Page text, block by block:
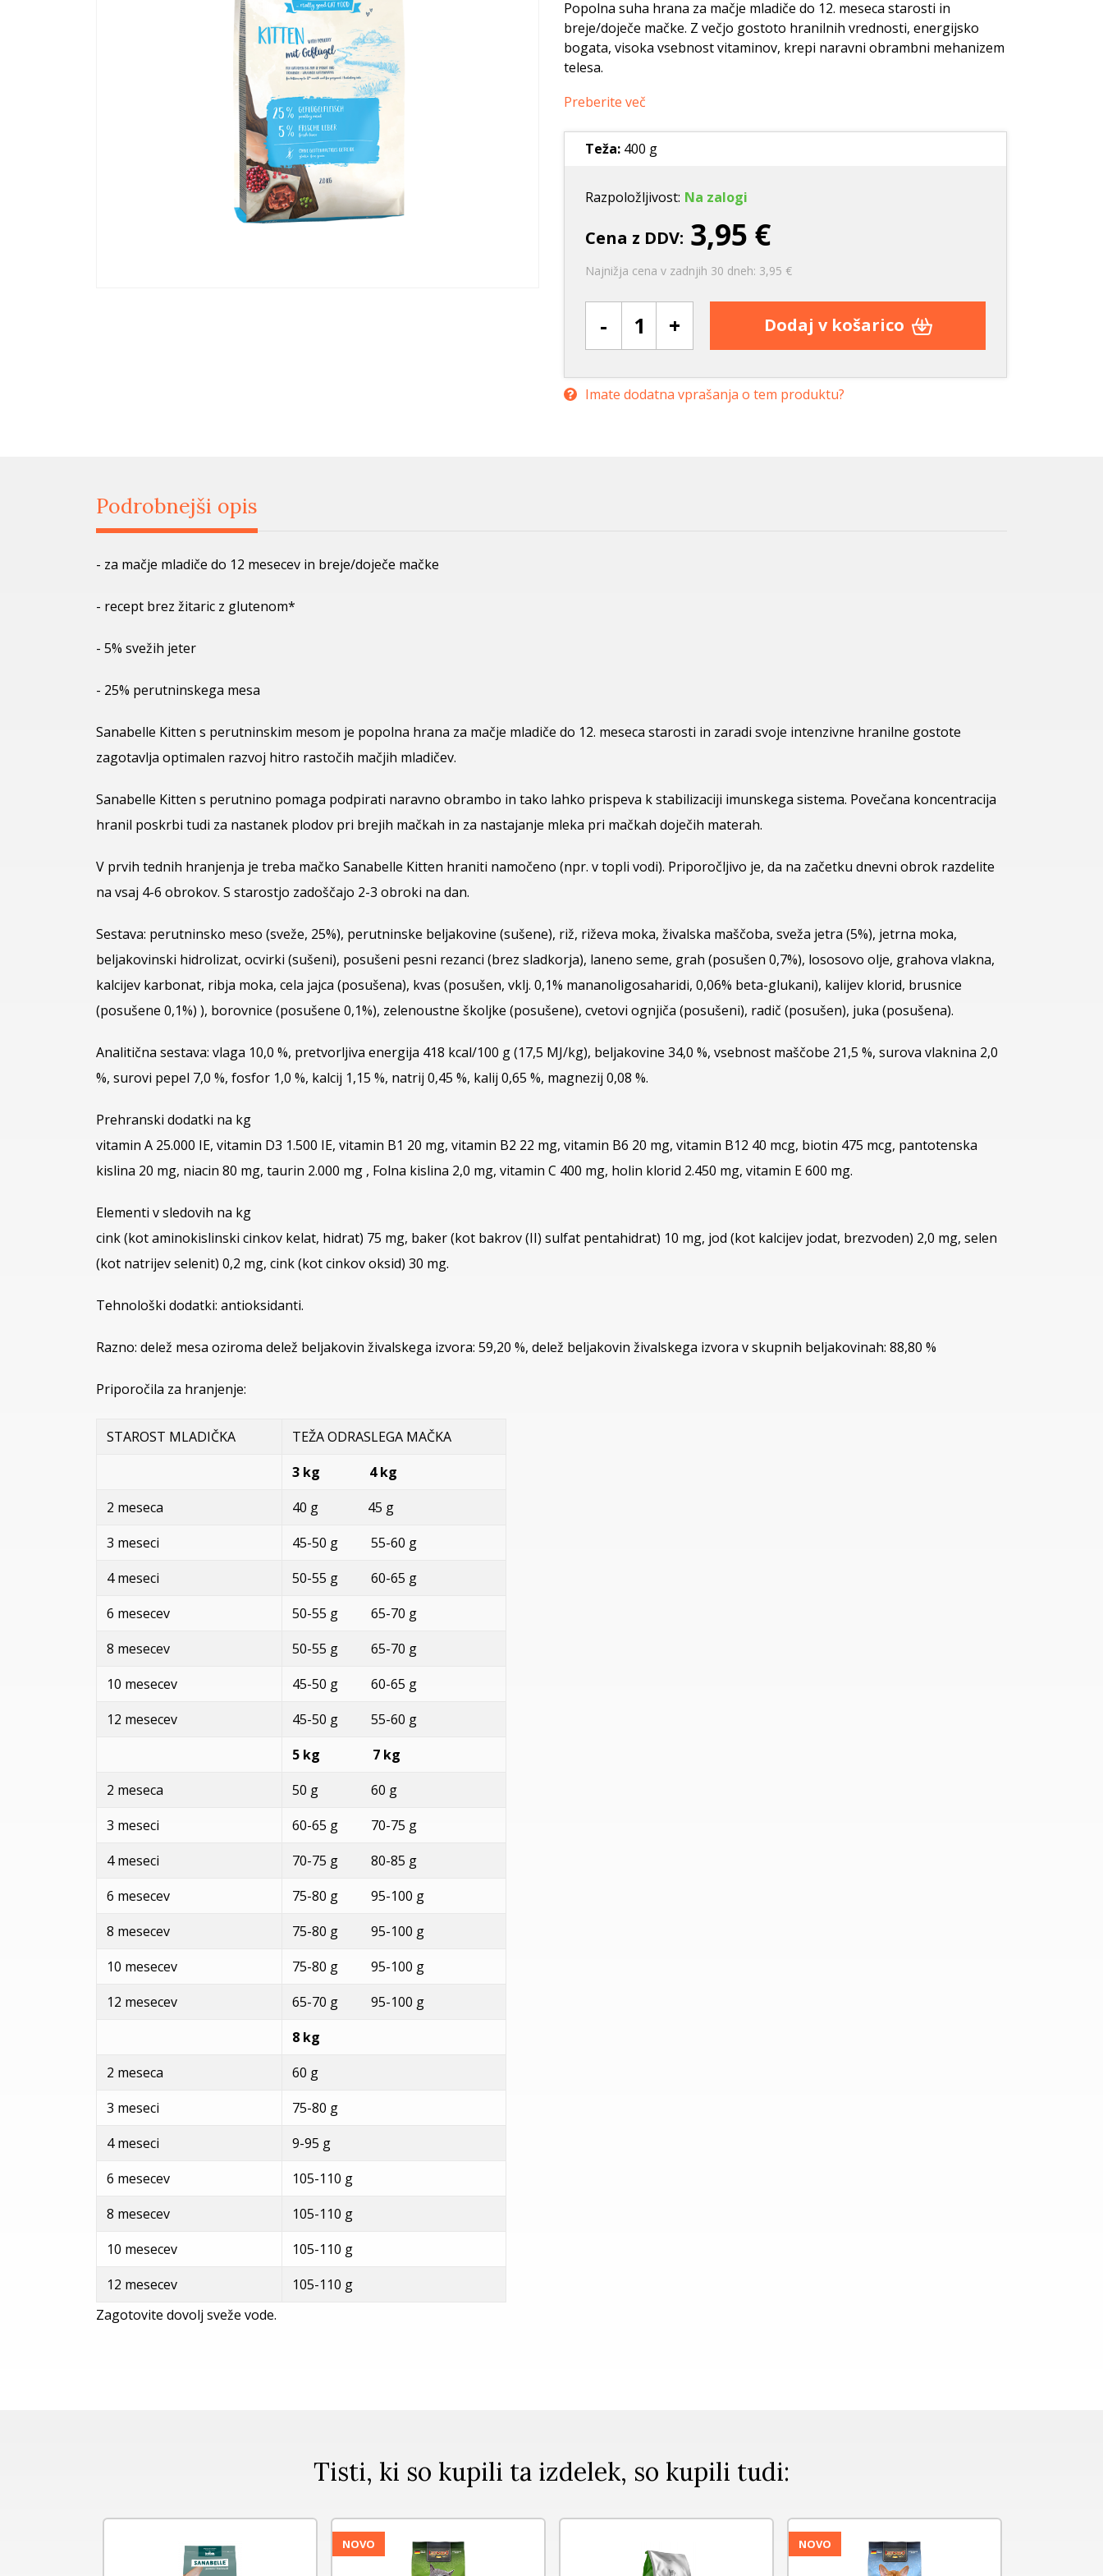
Potovanje in počitnice
Oprema za mladiče
Odsevni in utripajoči izdelki
Frizbi in metanje
Igrače za vleko
Interaktivne igrače
Nega zob
Kozmetika
Vrečke za pobiranje
Praskalna drevesa
Nega zob
Stranišča in posipi
Popolna suha hrana za mačje mladiče do 12. meseca starosti in
breje/doječe mačke. Z večjo gostoto hranilnih vrednosti, energijsko
bogata, visoka vsebnost vitaminov, krepi naravni obrambni mehanizem
telesa.
Preberite več
Teža: 400 g
Razpoložljivost: Na zalogi
Cena z DDV: 3,95 €
Najnižja cena v zadnjih 30 dneh: 3,95 €
- + Dodaj v košarico
Imate dodatna vprašanja o tem produktu?
Podrobnejši opis
- za mačje mladiče do 12 mesecev in breje/doječe mačke
- recept brez žitaric z glutenom*
- 5% svežih jeter
- 25% perutninskega mesa
Sanabelle Kitten s perutninskim mesom je popolna hrana za mačje mladiče do 12. meseca starosti in zaradi svoje intenzivne hranilne gostote
zagotavlja optimalen razvoj hitro rastočih mačjih mladičev.
Sanabelle Kitten s perutnino pomaga podpirati naravno obrambo in tako lahko prispeva k stabilizaciji imunskega sistema. Povečana koncentracija
hranil poskrbi tudi za nastanek plodov pri brejih mačkah in za nastajanje mleka pri mačkah doječih materah.
V prvih tednih hranjenja je treba mačko Sanabelle Kitten hraniti namočeno (npr. v topli vodi). Priporočljivo je, da na začetku dnevni obrok razdelite
na vsaj 4-6 obrokov. S starostjo zadoščajo 2-3 obroki na dan.
Sestava: perutninsko meso (sveže, 25%), perutninske beljakovine (sušene), riž, riževa moka, živalska maščoba, sveža jetra (5%), jetrna moka,
beljakovinski hidrolizat, ocvirki (sušeni), posušeni pesni rezanci (brez sladkorja), laneno seme, grah (posušen 0,7%), lososovo olje, grahova vlakna,
kalcijev karbonat, ribja moka, cela jajca (posušena), kvas (posušen, vklj. 0,1% mananoligosaharidi, 0,06% beta-glukani), kalijev klorid, brusnice
(posušene 0,1%) ), borovnice (posušene 0,1%), zelenoustne školjke (posušene), cvetovi ognjiča (posušeni), radič (posušen), juka (posušena).
Analitična sestava: vlaga 10,0 %, pretvorljiva energija 418 kcal/100 g (17,5 MJ/kg), beljakovine 34,0 %, vsebnost maščobe 21,5 %, surova vlaknina 2,0
%, surovi pepel 7,0 %, fosfor 1,0 %, kalcij 1,15 %, natrij 0,45 %, kalij 0,65 %, magnezij 0,08 %.
Prehranski dodatki na kg
vitamin A 25.000 IE, vitamin D3 1.500 IE, vitamin B1 20 mg, vitamin B2 22 mg, vitamin B6 20 mg, vitamin B12 40 mcg, biotin 475 mcg, pantotenska
kislina 20 mg, niacin 80 mg, taurin 2.000 mg , Folna kislina 2,0 mg, vitamin C 400 mg, holin klorid 2.450 mg, vitamin E 600 mg.
Elementi v sledovih na kg
cink (kot aminokislinski cinkov kelat, hidrat) 75 mg, baker (kot bakrov (II) sulfat pentahidrat) 10 mg, jod (kot kalcijev jodat, brezvoden) 2,0 mg, selen
(kot natrijev selenit) 0,2 mg, cink (kot cinkov oksid) 30 mg.
Tehnološki dodatki: antioksidanti.
Razno: delež mesa oziroma delež beljakovin živalskega izvora: 59,20 %, delež beljakovin živalskega izvora v skupnih beljakovinah: 88,80 %
Priporočila za hranjenje:
STAROST MLADIČKA
TEŽA ODRASLEGA MAČKA
3 kg 4 kg
2 meseca
40 g 45 g
3 meseci
45-50 g 55-60 g
4 meseci
50-55 g 60-65 g
6 mesecev
50-55 g 65-70 g
8 mesecev
50-55 g 65-70 g
10 mesecev
45-50 g 60-65 g
12 mesecev
45-50 g 55-60 g
5 kg 7 kg
2 meseca
50 g 60 g
3 meseci
60-65 g 70-75 g
4 meseci
70-75 g 80-85 g
6 mesecev
75-80 g 95-100 g
8 mesecev
75-80 g 95-100 g
10 mesecev
75-80 g 95-100 g
12 mesecev
65-70 g 95-100 g
8 kg
2 meseca
60 g
3 meseci
75-80 g
4 meseci
9-95 g
6 mesecev
105-110 g
8 mesecev
105-110 g
10 mesecev
105-110 g
12 mesecev
105-110 g
Zagotovite dovolj sveže vode.
Tisti, ki so kupili ta izdelek, so kupili tudi:
NOVO NOVO